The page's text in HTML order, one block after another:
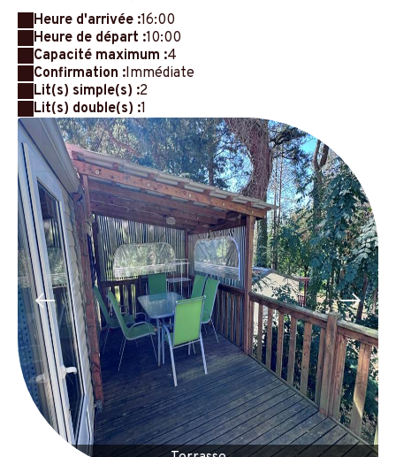
Heure d'arrivée :16:00
Heure de départ :10:00
Capacité maximum :4
Confirmation :Immédiate
Lit(s) simple(s) :2
Lit(s) double(s) :1